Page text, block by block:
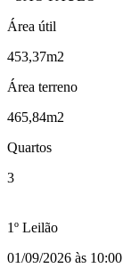
Área útil
453,37m2
Área terreno
465,84m2
Quartos
3
1º Leilão
01/09/2026 às 10:00